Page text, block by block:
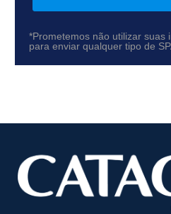
*Prometemos não utilizar suas
para enviar qualquer tipo de